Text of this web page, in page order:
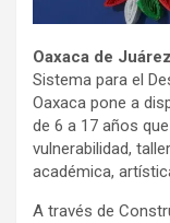
Oaxaca de
Sistema para el
Oaxaca pone a
de 6 a 17 años
vulnerabilidad,
académica,
A través de